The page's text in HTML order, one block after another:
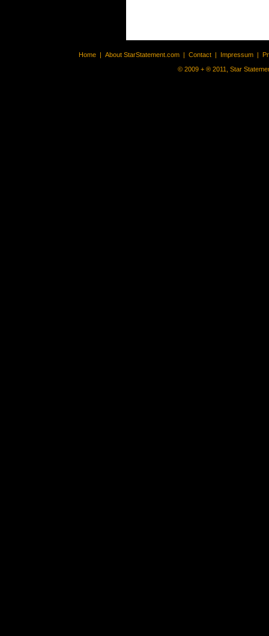
Home | About StarStatement.com | Contact | Impressum |
© 2009 + ® 2011, Star